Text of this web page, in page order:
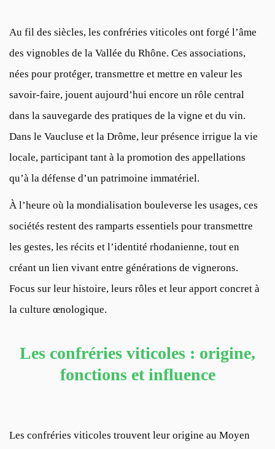
Au fil des siècles, les confréries viticoles ont forgé l’âme
des vignobles de la Vallée du Rhône. Ces associations,
nées pour protéger, transmettre et mettre en valeur les
savoir-faire, jouent aujourd’hui encore un rôle central
dans la sauvegarde des pratiques de la vigne et du vin.
Dans le Vaucluse et la Drôme, leur présence irrigue la vie
locale, participant tant à la promotion des appellations
qu’à la défense d’un patrimoine immatériel.
À l’heure où la mondialisation bouleverse les usages, ces
sociétés restent des ramparts essentiels pour transmettre
les gestes, les récits et l’identité rhodanienne, tout en
créant un lien vivant entre générations de vignerons.
Focus sur leur histoire, leurs rôles et leur apport concret à
la culture œnologique.
Les confréries viticoles : origine,
fonctions et influence
Les confréries viticoles trouvent leur origine au Moyen